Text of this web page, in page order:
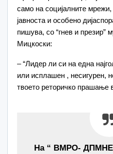
само на социјалните
јавноста и особено
пишува, со “гнев и презир”
Мицкоски:
– “Лидер ли си на една
или исплашен , несигурен,
твоето реторичко прашање
На “ ВМРО- ДПМНЕ